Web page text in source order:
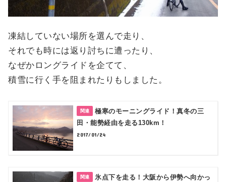
凍結していない場所を選んで走り、
それでも時には返り討ちに遭ったり、
なぜかロングライドを企てて、
積雪に行く手を阻まれたりもしました。
極寒のモーニングライド！真冬の三
田・能勢経由を走る130km！
2017/01/24
氷点下を走る！大阪から伊勢へ向かっ